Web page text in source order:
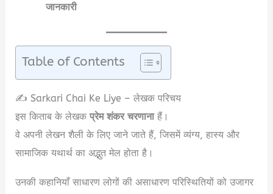
जानकारी
Table of Contents
✍️ Sarkari Chai Ke Liye – लेखक परिचय
इस किताब के लेखकप्रेम शंकर चरणानाहैं।
वे अपनी लेखन शैली के लिए जाने जाते हैं, जिसमें व्यंग्य, हास्य और
सामाजिक यथार्थ का अद्भुत मेल होता है।
उनकी कहानियाँ साधारण लोगों की असाधारण परिस्थितियों को उजागर